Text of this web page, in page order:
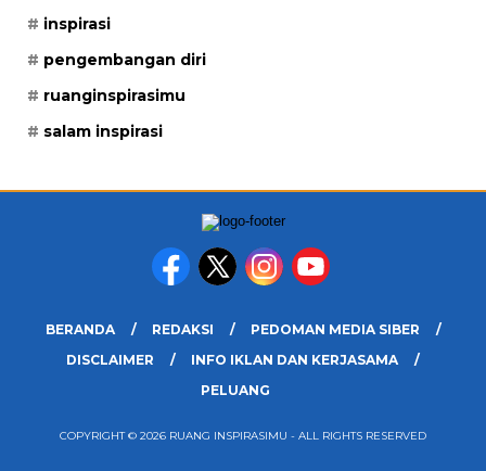
inspirasi
pengembangan diri
ruanginspirasimu
salam inspirasi
BERANDA REDAKSI
PEDOMAN MEDIA SIBER
DISCLAIMER
INFO IKLAN DAN KERJASAMA
PELUANG
COPYRIGHT © 2026 RUANG INSPIRASIMU - ALL RIGHTS RESERVED